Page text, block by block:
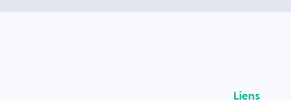
Liens